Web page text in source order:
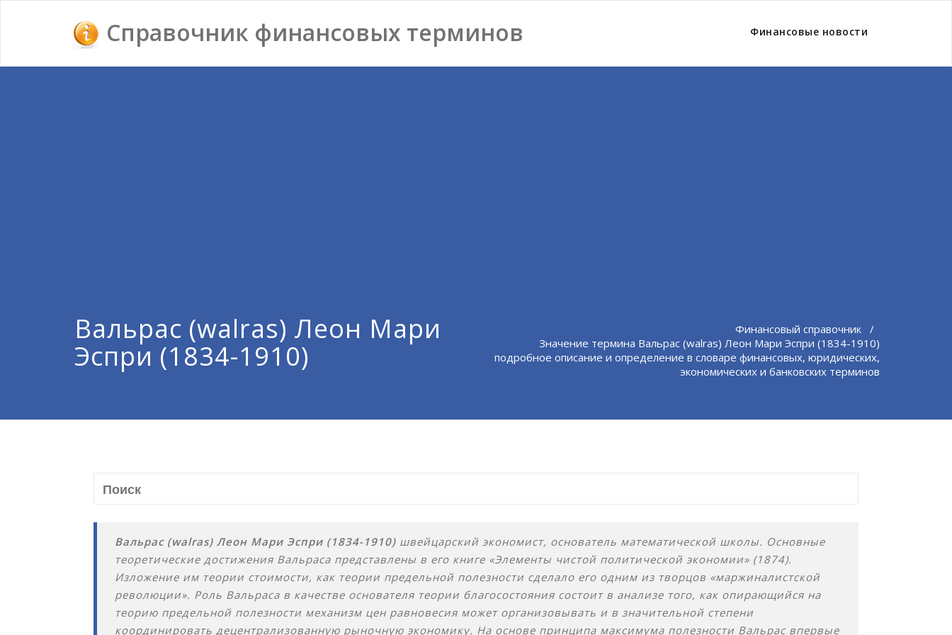
Справочник финансовых терминов Финансовые новости
Вальрас (walras) Леон Мари
Эспри (1834-1910)
Финансовый справочник /
Значение термина Вальрас (walras) Леон Мари Эспри (1834-1910)
подробное описание и определение в словаре финансовых, юридических,
экономических и банковских терминов
Вальрас (walras) Леон Мари Эспри (1834-1910)швейцарский экономист, основатель математической школы. Основные
теоретические достижения Вальраса представлены в его книге «Элементы чистой политической экономии» (1874).
Изложение им теории стоимости, как теории предельной полезности сделало его одним из творцов «маржиналистской
революции». Роль Вальраса в качестве основателя теории благосостояния состоит в анализе того, как опирающийся на
теорию предельной полезности механизм цен равновесия может организовывать и в значительной степени
координировать децентрализованную рыночную экономику. На основе принципа максимума полезности Вальрас впервые